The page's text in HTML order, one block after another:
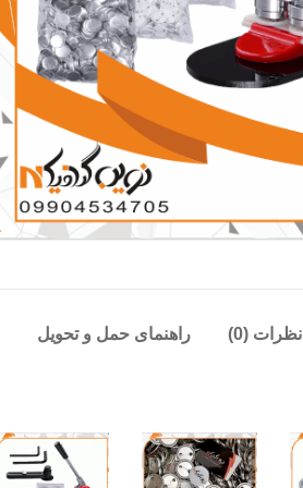
نظرات (0) راهنمای حمل و تحویل